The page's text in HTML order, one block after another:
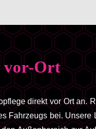
vor-Ort
direkt vor Ort
Fahrzeugs bei.